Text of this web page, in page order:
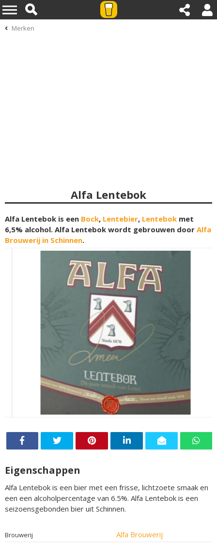
Merken
Alfa Lentebok
Alfa Lentebok is een Bock, Lentebier, Lentebok met
6,5% alcohol. Alfa Lentebok wordt gebrouwen door Alfa
Brouwerij in Schinnen.
Eigenschappen
Alfa Lentebok is een bier met een frisse, lichtzoete smaak en
een een alcoholpercentage van 6.5%. Alfa Lentebok is een
seizoensgebonden bier uit Schinnen.
Brouwerij Alfa Brouwerij